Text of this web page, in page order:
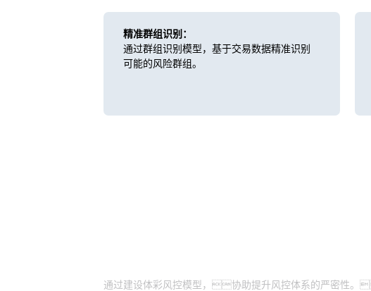
精准群组识别：
通过群组识别模型，基于交易数据精准识别
可能的风险群组。
通过建设体彩风控模型，协助提升风控体系的严密性